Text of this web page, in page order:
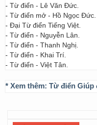
- Từ điển - Lê Văn Đức.
- Từ điển mở - Hồ Ngọc Đức.
- Đại Từ điển Tiếng Việt.
- Từ điển - Nguyễn Lân.
- Từ điển - Thanh Nghị.
- Từ điển - Khai Trí.
- Từ điển - Việt Tân.
* Xem thêm: Từ điển Giúp